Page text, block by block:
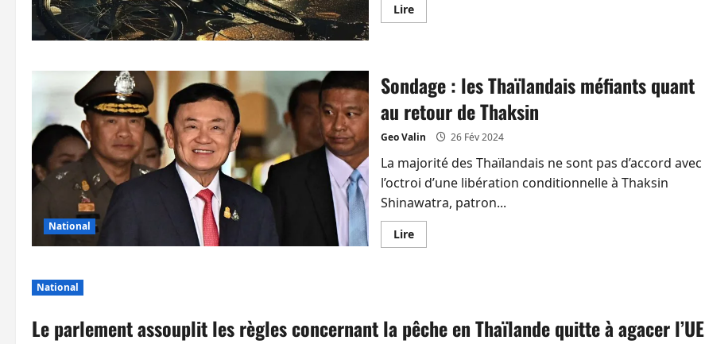
LireEn
savoir
suisse
de
73
ans
tué
par
un
qui
a
courageusement
pris
la
fuite
près
de
Pattaya
National
Sondage : les Thaïlandais méfiants quant
au retour de Thaksin
Geo Valin 26 Fév 2024
La majorité des Thaïlandais ne sont pas d’accord avec
l’octroi d’une libération conditionnelle à Thaksin
Shinawatra, patron...
LireEn
savoir
méfiants
quant
National
Le parlement assouplit les règles concernant la pêche en Thaïlande quitte à agacer l’UE